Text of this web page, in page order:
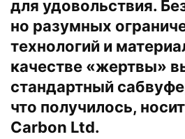
для удовольствия.
но разумных
технологий и
качестве «жертвы»
стандартный
что получилось,
Carbon Ltd.